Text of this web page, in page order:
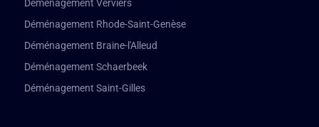
Déménagement Verviers
Déménagement Rhode-Saint-Genèse
Déménagement Braine-l'Alleud
Déménagement Schaerbeek
Déménagement Saint-Gilles